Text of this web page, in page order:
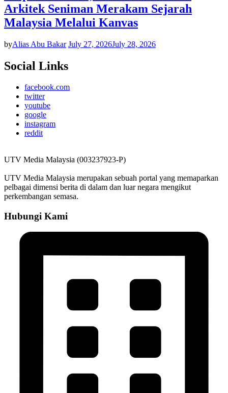
Arkitek Seniman Merakam Sejarah
Malaysia Melalui Kanvas
byAlias Abu Bakar July 27, 2026July 28, 2026
Social Links
facebook.com
twitter
youtube
google
instagram
reddit
UTV Media Malaysia (003237923-P)
UTV Media Malaysia merupakan sebuah portal yang memaparkan
pelbagai dimensi berita di dalam dan luar negara mengikut
perkembangan semasa.
Hubungi Kami